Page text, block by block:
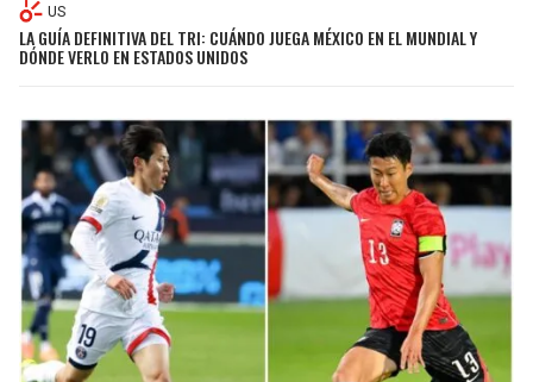
US
LA GUÍA DEFINITIVA DEL TRI: CUÁNDO JUEGA MÉXICO EN EL MUNDIAL Y
DÓNDE VERLO EN ESTADOS UNIDOS